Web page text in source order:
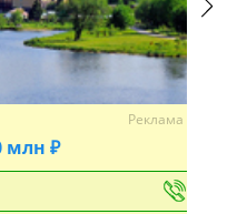
Реклама
млн ₽